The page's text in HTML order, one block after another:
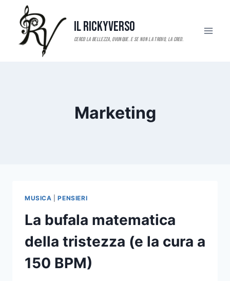
contenuto
Il RickyVerso
Marketing
MUSICA |PENSIERI
La bufala matematica
della tristezza (e la cura a
150 BPM)